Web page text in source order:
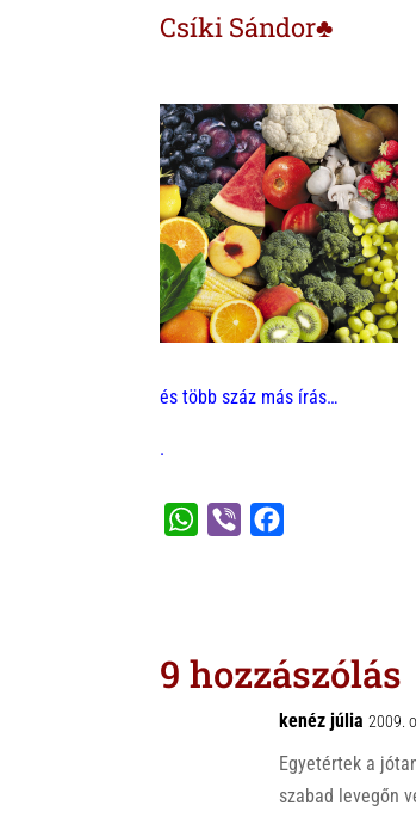
Csíki Sándor♣
és több száz más írás…
.
W
A
o
o
k
9 hozzászólás
kenéz júlia 2009.
Egyetértek a
szabad levegőn